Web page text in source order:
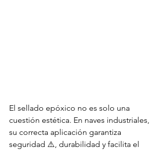
El sellado epóxico no es solo una
cuestión estética. En naves industriales,
su correcta aplicación garantiza
seguridad ⚠️, durabilidad y facilita el